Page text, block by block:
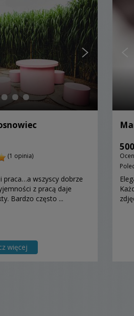
(1 opinia)
wszyscy dobrze
z pracą daje
Bardzo często ...
więcej